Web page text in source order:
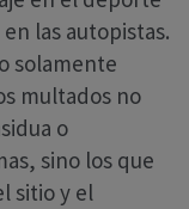
las autopistas.
solamente
multados no
o
sino los que
sitio y el